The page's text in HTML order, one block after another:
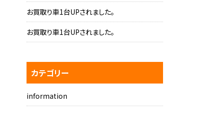
お買取り車1台UPされました。
お買取り車1台UPされました。
カテゴリー
information